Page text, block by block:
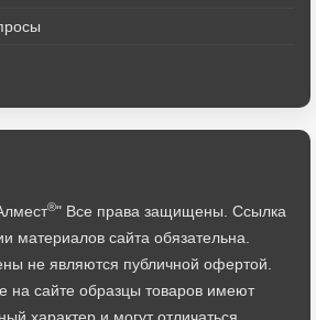
®" Все права защищены. Ссылка
материалов сайта обязательна.
не являются публичной офертой.
на сайте образцы товаров имеют